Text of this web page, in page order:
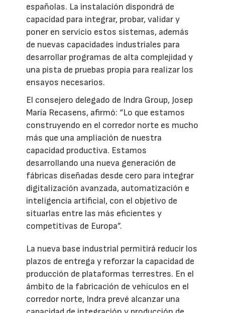
españolas. La instalación dispondrá de
capacidad para integrar, probar, validar y
poner en servicio estos sistemas, además
de nuevas capacidades industriales para
desarrollar programas de alta complejidad y
una pista de pruebas propia para realizar los
ensayos necesarios.
El consejero delegado de Indra Group, Josep
María Recasens, afirmó: “Lo que estamos
construyendo en el corredor norte es mucho
más que una ampliación de nuestra
capacidad productiva. Estamos
desarrollando una nueva generación de
fábricas diseñadas desde cero para integrar
digitalización avanzada, automatización e
inteligencia artificial, con el objetivo de
situarlas entre las más eficientes y
competitivas de Europa”.
La nueva base industrial permitirá reducir los
plazos de entrega y reforzar la capacidad de
producción de plataformas terrestres. En el
ámbito de la fabricación de vehículos en el
corredor norte, Indra prevé alcanzar una